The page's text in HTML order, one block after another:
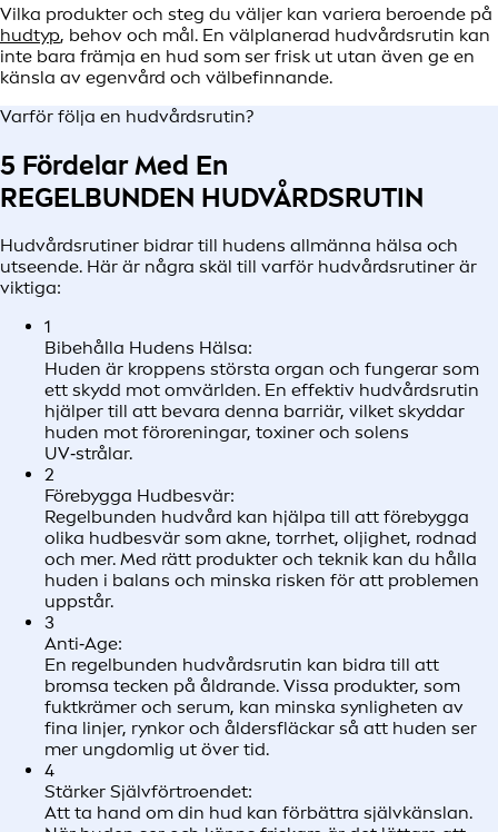
Vilka produkter och steg du väljer kan variera beroende på
hudtyp, behov och mål. En välplanerad hudvårdsrutin kan
inte bara främja en hud som ser frisk ut utan även ge en
känsla av egenvård och välbefinnande.
Varför följa en hudvårdsrutin?
5 Fördelar Med En
REGELBUNDEN HUDVÅRDSRUTIN
Hudvårdsrutiner bidrar till hudens allmänna hälsa och
utseende. Här är några skäl till varför hudvårdsrutiner är
viktiga:
1
Bibehålla Hudens Hälsa:
Huden är kroppens största organ och fungerar som
ett skydd mot omvärlden. En effektiv hudvårdsrutin
hjälper till att bevara denna barriär, vilket skyddar
huden mot föroreningar, toxiner och solens
UV‑strålar.
2
Förebygga Hudbesvär:
Regelbunden hudvård kan hjälpa till att förebygga
olika hudbesvär som akne, torrhet, oljighet, rodnad
och mer. Med rätt produkter och teknik kan du hålla
huden i balans och minska risken för att problemen
uppstår.
3
Anti‑Age:
En regelbunden hudvårdsrutin kan bidra till att
bromsa tecken på åldrande. Vissa produkter, som
fuktkrämer och serum, kan minska synligheten av
fina linjer, rynkor och åldersfläckar så att huden ser
mer ungdomlig ut över tid.
4
Stärker Självförtroendet:
Att ta hand om din hud kan förbättra självkänslan.